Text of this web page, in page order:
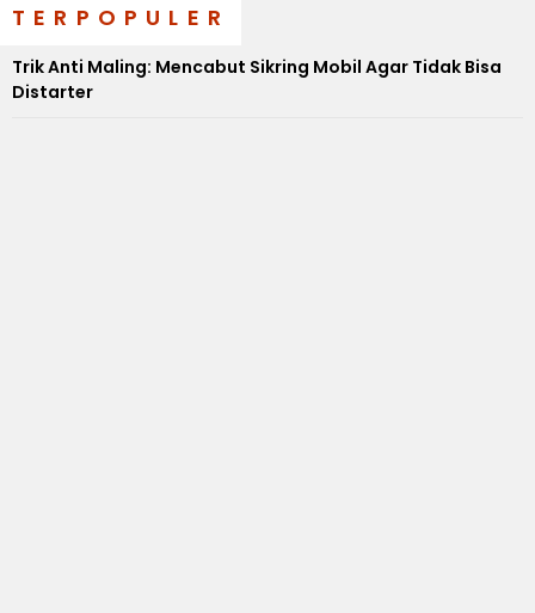
TERPOPULER
Trik Anti Maling: Mencabut Sikring Mobil Agar Tidak Bisa
Distarter